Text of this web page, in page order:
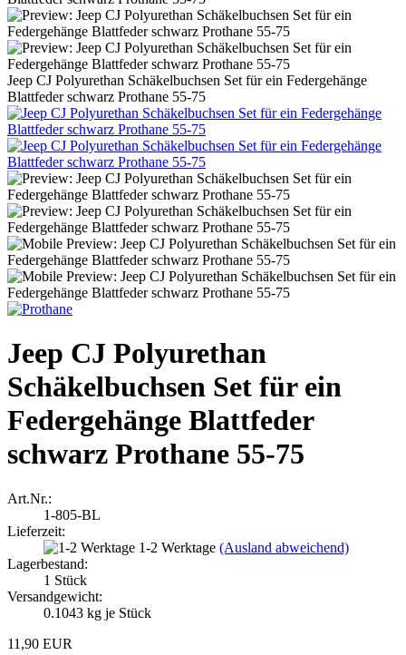
Jeep CJ Polyurethan Schäkelbuchsen Set für ein Federgehänge
Blattfeder schwarz Prothane 55-75
Jeep CJ Polyurethan
Schäkelbuchsen Set für ein
Federgehänge Blattfeder
schwarz Prothane 55-75
Art.Nr.:
1-805-BL
Lieferzeit:
1-2 Werktage (Ausland abweichend)
Lagerbestand:
1 Stück
Versandgewicht:
0.1043 kg je Stück
11,90 EUR